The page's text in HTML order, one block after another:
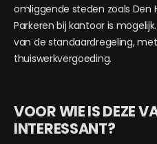
omliggende steden zoals Den
Parkeren bij kantoor is
van de standaardregeling,
thuiswerkvergoeding.
VOOR WIE IS DEZE
INTERESSANT?